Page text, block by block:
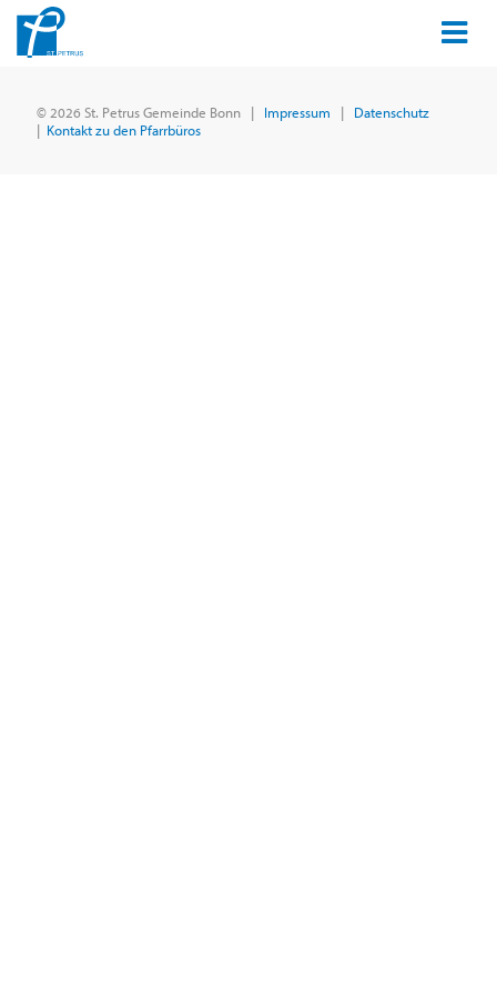
© 2026 St. Petrus Gemeinde Bonn | Impressum | Datenschutz
| Kontakt zu den Pfarrbüros